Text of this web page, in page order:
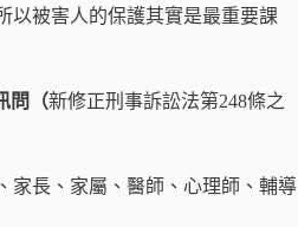
以被害人的保護其實是最重要課
問（新修正刑事訴訟法第248條之
家長、家屬、醫師、心理師、輔導